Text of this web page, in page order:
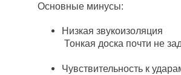
Основные минусы:
Низкая звукоизоляция
Тонкая доска почти не
Чувствительность к